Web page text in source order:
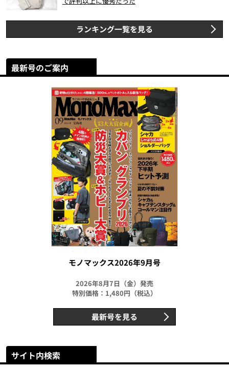
ランキング一覧を見る
最新号のご案内
モノマックス2026年9月号
2026年8月7日（金）発売
特別価格：1,480円（税込）
最新号を見る
サイト内検索